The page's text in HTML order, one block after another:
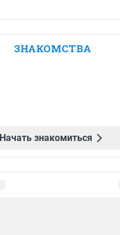
ЗНАКОМСТВА
Начать знакомиться